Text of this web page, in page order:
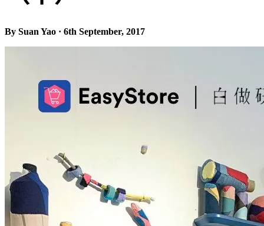
By Suan Yao · 6th September, 2017